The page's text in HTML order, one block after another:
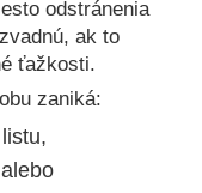
odstránenia
ak to
ťažkosti.
zaniká: